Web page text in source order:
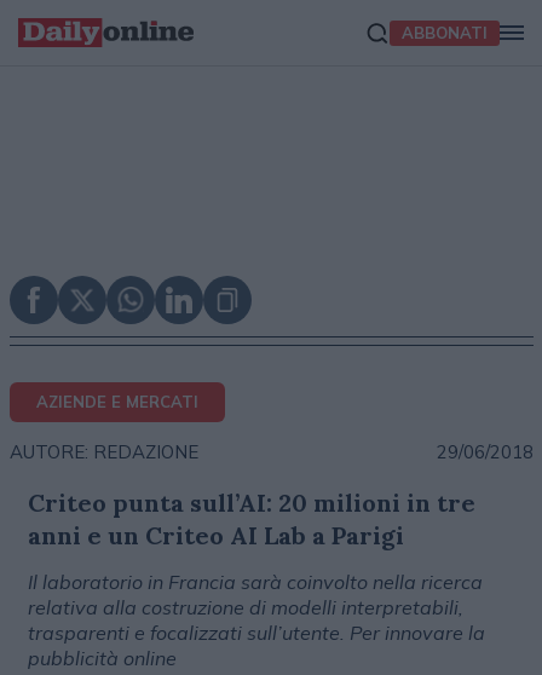
ABBONATI
AZIENDE E MERCATI
AUTORE: REDAZIONE 29/06/2018
Criteo punta sull’AI: 20 milioni in tre
anni e un Criteo AI Lab a Parigi
Il laboratorio in Francia sarà coinvolto nella ricerca
relativa alla costruzione di modelli interpretabili,
trasparenti e focalizzati sull’utente. Per innovare la
pubblicità online